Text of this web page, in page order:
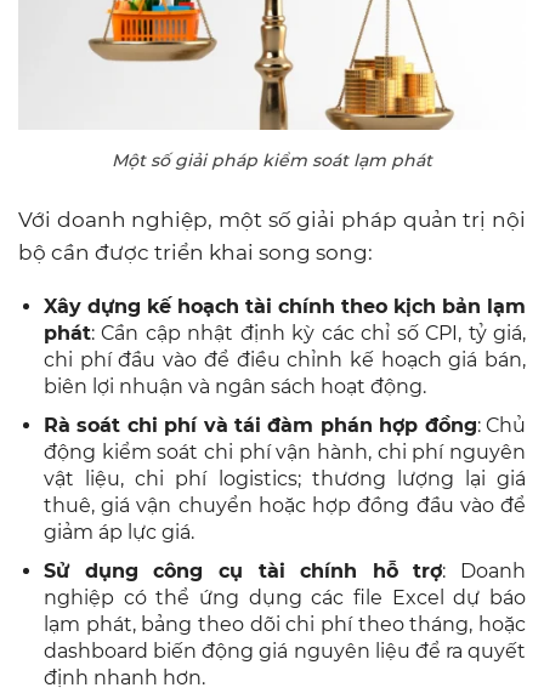
Một số giải pháp kiểm soát lạm phát
Với doanh nghiệp, một số giải pháp quản trị nội
bộ cần được triển khai song song:
Xây dựng kế hoạch tài chính theo kịch bản lạm
phát: Cần cập nhật định kỳ các chỉ số CPI, tỷ giá,
chi phí đầu vào để điều chỉnh kế hoạch giá bán,
biên lợi nhuận và ngân sách hoạt động.
Rà soát chi phí và tái đàm phán hợp đồng: Chủ
động kiểm soát chi phí vận hành, chi phí nguyên
vật liệu, chi phí logistics; thương lượng lại giá
thuê, giá vận chuyển hoặc hợp đồng đầu vào để
giảm áp lực giá.
Sử dụng công cụ tài chính hỗ trợ: Doanh
nghiệp có thể ứng dụng các file Excel dự báo
lạm phát, bảng theo dõi chi phí theo tháng, hoặc
dashboard biến động giá nguyên liệu để ra quyết
định nhanh hơn.